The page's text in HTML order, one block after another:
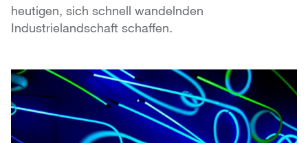
heutigen, sich schnell wandelnden
Industrielandschaft schaffen.